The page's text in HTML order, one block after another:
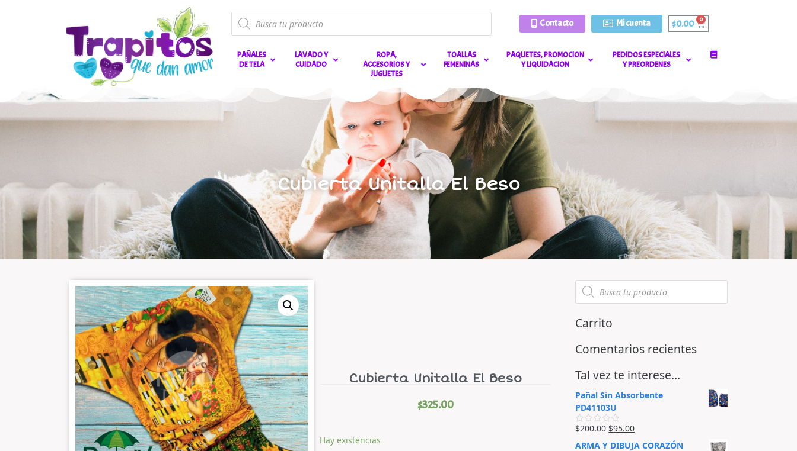
Contacto Mi cuenta $0.00
PAÑALES
DE TELA
LAVADO Y
CUIDADO
ROPA,
ACCESORIOS Y
JUGUETES
TOALLAS
FEMENINAS
PAQUETES, PROMOCION
Y LIQUIDACION
PEDIDOS ESPECIALES
Y PREORDENES
Cubierta Unitalla El Beso
Cubierta Unitalla El Beso
$325.00
Hay existencias
Carrito
Comentarios recientes
Tal vez te interese…
Pañal Sin Absorbente
PD41103U
V
l
$200.00 $95.00
ARMA Y DIBUJA CORAZÓN